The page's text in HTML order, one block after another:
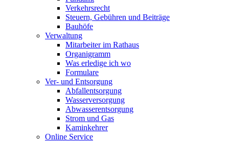
Verkehrsrecht
Steuern, Gebühren und Beiträge
Bauhöfe
Verwaltung
Mitarbeiter im Rathaus
Organigramm
Was erledige ich wo
Formulare
Ver- und Entsorgung
Abfallentsorgung
Wasserversorgung
Abwasserentsorgung
Strom und Gas
Kaminkehrer
Online Service